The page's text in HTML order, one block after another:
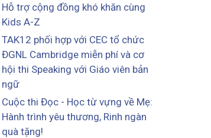
Hỗ trợ cộng đồng khó khăn cùng
Kids A-Z
TAK12 phối hợp với CEC tổ chức
ĐGNL Cambridge miễn phí và cơ
hội thi Speaking với Giáo viên bản
ngữ
Cuộc thi Đọc - Học từ vựng về Mẹ:
Hành trình yêu thương, Rinh ngàn
quà tặng!